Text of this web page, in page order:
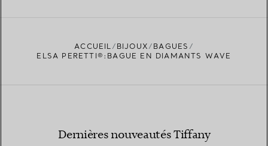
TROUVEZ LA BOUTIQUE LA PLUS PROCHE
ACCUEIL BIJOUX
BAGUES
ELSA PERETTI®:BAGUE EN DIAMANTS WAVE
Dernières nouveautés Tiffany